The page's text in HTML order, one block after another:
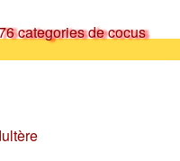
dont l'objet est le
parler, se confier,
une situation